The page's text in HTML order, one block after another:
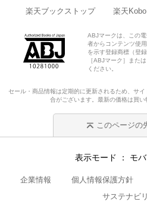
楽天ブックストップ 楽天
ABJマークは、この
者からコンテンツ使
を示す登録商標（登
［ABJマーク］また
ください。
セール・商品情報は定期的に更新されるため、サ
合がございます。最新の価格は買い
このページの
表示モード モ
企業情報 個人情報保護方針
サステナビ